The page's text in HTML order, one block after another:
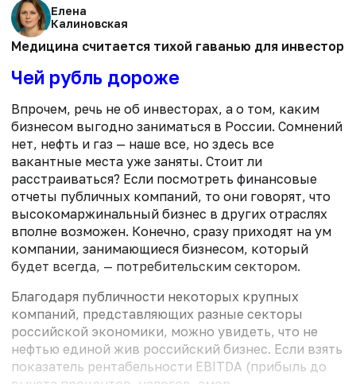
Елена
Калиновская
Медицина считается тихой гаванью для
Чей рубль дороже
Впрочем, речь не об инвесторах, а о том, каким
бизнесом выгодно заниматься в России. Сомнений
нет, нефть и газ — наше все, но здесь все
вакантные места уже заняты. Стоит ли
расстраиваться? Если посмотреть финансовые
отчеты публичных компаний, то они говорят, что
высокомаржинальный бизнес в других отраслях
вполне возможен. Конечно, сразу приходят на ум
компании, занимающиеся бизнесом, который
будет всегда, — потребительским сектором.
Благодаря публичности некоторых крупных
компаний, представляющих разные секторы
российской экономики, можно увидеть, что не
нефтью единой жив российский бизнес. Если взять
показатель рентабельности EBITDA (прибыль до